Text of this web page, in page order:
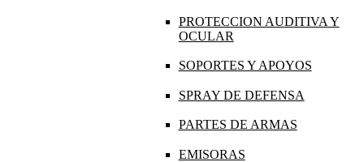
PROTECCION AUDITIVA Y
OCULAR
SOPORTES Y APOYOS
SPRAY DE DEFENSA
PARTES DE ARMAS
EMISORAS